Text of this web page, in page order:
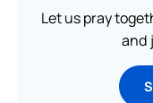
Let us pray
and